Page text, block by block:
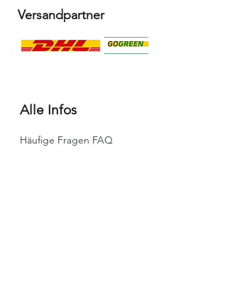
Versandpartner
Alle Infos
Häufige Fragen FAQ